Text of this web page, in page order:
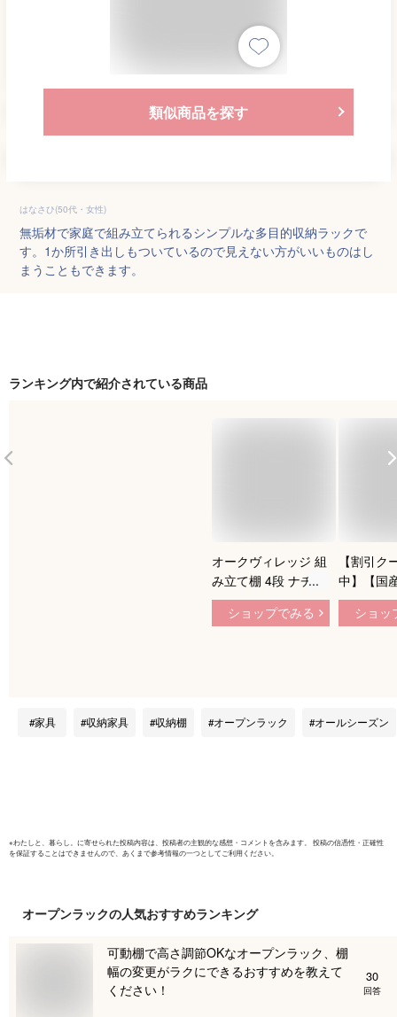
類似商品を探す
はなさひ(50代・女性)
無垢材で家庭で組み立てられるシンプルな多目的収納ラックで
す。1か所引き出しもついているので見えない方がいいものはし
まうこともできます。
ランキング内で紹介されている商品
オークヴィレッジ 組
み立て棚 4段 ナチュ
ラル 幅65×奥行
20.5×高さ88cm
ショップでみる
【割引ク
中】【国
無垢材】
ーチ 木製
ショッ
家具 収納家具 収納棚 オープンラック オールシーズン
※わたしと、暮らし。 に寄せられた投稿内容は、投稿者の主観的な感想・コメントを含みます。 投稿の信憑性・正確性
を保証することはできませんので、あくまで参考情報の一つとしてご利用ください。
オープンラックの人気おすすめランキング
可動棚で高さ調節OKなオープンラック、棚
幅の変更がラクにできるおすすめを教えて
ください！
30
回答